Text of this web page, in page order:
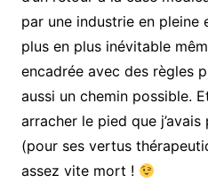
par une industrie en pleine
plus en plus inévitable
encadrée avec des règles
aussi un chemin possible.
arracher le pied que
(pour ses vertus
assez vite mort !